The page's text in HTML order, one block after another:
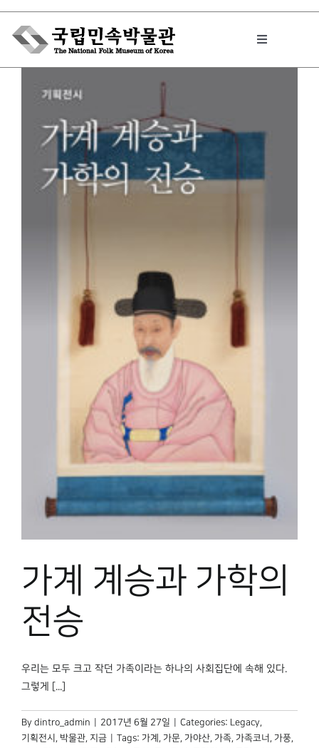
Skip
content
Toggle
박물관에서는
민속이야기
박물관 홈페이지
가계 계승과 가학의
전승
우리는 모두 크고 작던 가족이라는 하나의 사회집단에 속해 있다.
그렇게 [...]
By dintro_admin 2017년 6월 27일 Categories: Legacy,
기획전시 , 박물관, 지금 Tags: 가계 , 가문, 가야산, 가족, 가족코너 , 가풍,